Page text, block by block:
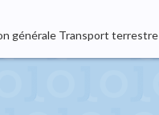
générale Transport terrestre